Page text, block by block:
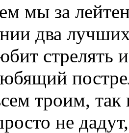
мы за
два
стрелять
троим,
не